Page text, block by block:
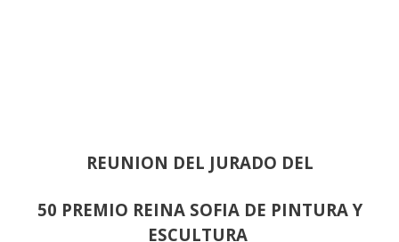
REUNION DEL JURADO DEL
50 PREMIO REINA SOFIA DE PINTURA Y
ESCULTURA